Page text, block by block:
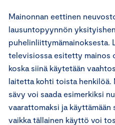
Mainonnan eettinen
lausuntopyynnön
puhelinliittymämainoksesta.
televisiossa esitetty mainos
koska siinä käytetään
laitetta kohti toista henkilöä.
sävy voi saada esimerkiksi
vaarattomaksi ja
vaikka tällainen käyttö voi